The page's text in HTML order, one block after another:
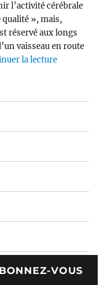
l’activité cérébrale
qualité », mais,
réservé aux longs
vaisseau en route
la lecturede « Per
VOUS